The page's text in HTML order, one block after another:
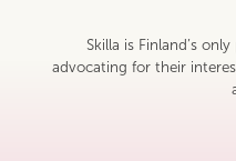
Skilla is Finland’s
advocating for their